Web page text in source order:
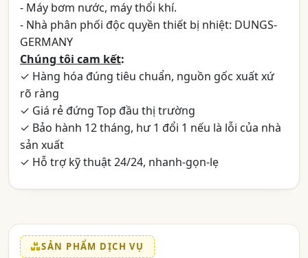
- Máy bơm nước, máy thổi khí.
- Nhà phân phối độc quyền thiết bị nhiệt: DUNGS-
GERMANY
Chúng tôi cam kết:
✓ Hàng hóa đúng tiêu chuẩn, nguồn gốc xuất xứ
rõ ràng
✓ Giá rẻ đứng Top đầu thị trường
✓ Bảo hành 12 tháng, hư 1 đổi 1 nếu là lỗi của nhà
sản xuất
✓ Hỗ trợ kỹ thuật 24/24, nhanh-gọn-lẹ
SẢN PHẨM DỊCH VỤ